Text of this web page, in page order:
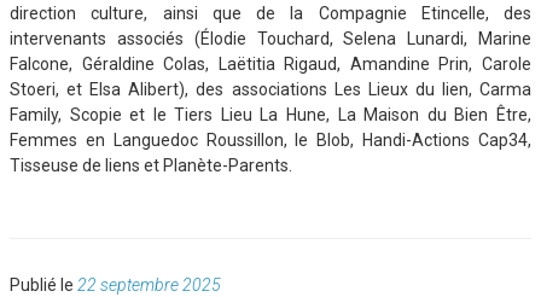
direction culture, ainsi que de la Compagnie Etincelle, des
intervenants associés (Élodie Touchard, Selena Lunardi, Marine
Falcone, Géraldine Colas, Laëtitia Rigaud, Amandine Prin, Carole
Stoeri, et Elsa Alibert), des associations Les Lieux du lien, Carma
Family, Scopie et le Tiers Lieu La Hune, La Maison du Bien Être,
Femmes en Languedoc Roussillon, le Blob, Handi-Actions Cap34,
Tisseuse de liens et Planète-Parents.
Publié le Publié
22 septembre 2025